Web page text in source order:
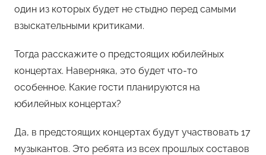
один из которых будет не стыдно перед самыми
взыскательными критиками.
Тогда расскажите о предстоящих юбилейных
концертах. Наверняка, это будет что-то
особенное. Какие гости планируются на
юбилейных концертах?
Да, в предстоящих концертах будут участвовать 17
музыкантов. Это ребята из всех прошлых составов